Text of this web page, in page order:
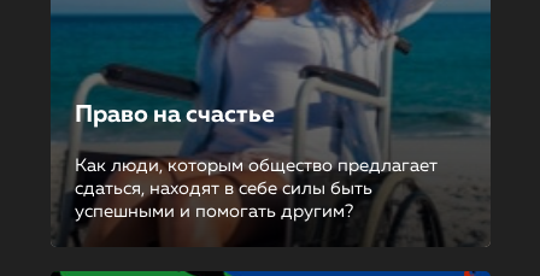
Право на счастье
Как люди, которым общество предлагает
сдаться, находят в себе силы быть
успешными и помогать другим?